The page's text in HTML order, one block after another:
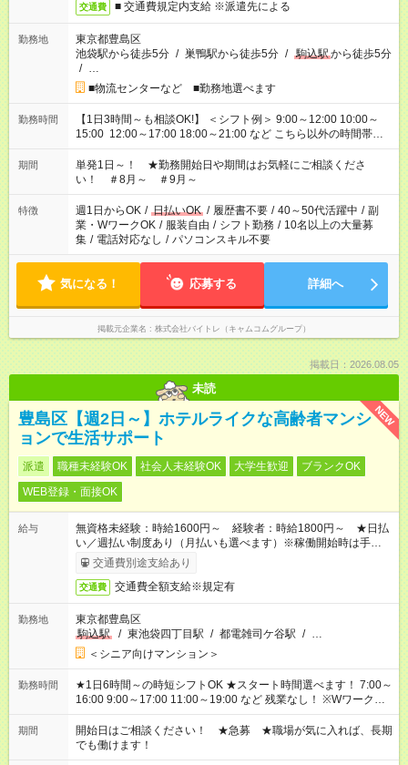
交通費 ■ 交通費規定内支給 ※派遣先による
勤務地
東京都豊島区
池袋駅から徒歩5分 / 巣鴨駅から徒歩5分 / 駒込駅から徒歩5分
/ …
■物流センターなど ■勤務地選べます
勤務時間
【1日3時間～も相談OK!】 ＜シフト例＞ 9:00～12:00 10:00～
15:00 12:00～17:00 18:00～21:00 など こちら以外の時間帯も
お気軽にご相談ください！
期間
単発1日～！ ★勤務開始日や期間はお気軽にご相談くださ
い！ ＃8月～ ＃9月～
特徴 週1日からOK / 日払いOK / 履歴書不要 / 40～50代活躍中 / 副
業・WワークOK / 服装自由 / シフト勤務 / 10名以上の大量募
集 / 電話対応なし / パソコンスキル不要
気になる！ 応募する 詳細へ
掲載元企業名 株式会社バイトレ（キャムコムグループ）
掲載日：2026.08.05
未読
NEW
豊島区【週2日～】ホテルライクな高齢者マンシ
ョンで生活サポート
派遣 職種未経験OK 社会人未経験OK 大学生歓迎
ブランクOK
WEB登録・面接OK
給与
無資格未経験：時給1600円～ 経験者：時給1800円～ ★日払
い／週払い制度あり（月払いも選べます）※稼働開始時は手続き
完了次第のお支払いとなります。
交通費別途支給あり
交通費 交通費全額支給※規定有
勤務地
東京都豊島区
駒込駅
/ 東池袋四丁目駅 / 都電雑司ケ谷駅 / …
＜シニア向けマンション＞
勤務時間
★1日6時間～の時短シフトOK ★スタート時間選べます！ 7:00～
16:00 9:00～17:00 11:00～19:00 など 残業なし！ ※Wワークの
場合、他のお仕事と合わせ週40時間超の就業はご案内できませ
ん ※法令に基づき、週20時間以上勤務は社会保険への加入対象
となります ※労働者派遣法（日雇い派遣の原則禁止）により、
短時間・短期間の就業はご案内が難しい場合があります
期間
開始日はご相談ください！ ★急募 ★職場が気に入れば、長期
でも働けます！